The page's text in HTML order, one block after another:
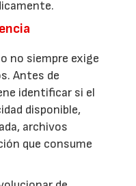
no siempre exige
Antes de
identificar si el
disponible,
archivos
que consume